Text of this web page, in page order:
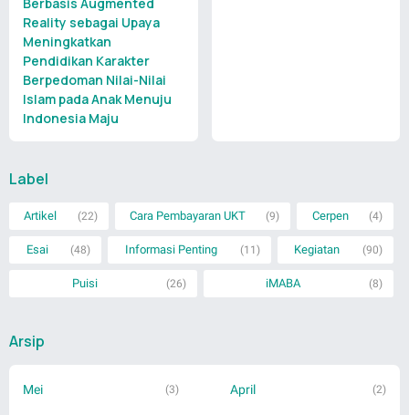
Reality sebagai Upaya
Meningkatkan
Pendidikan Karakter
Berpedoman Nilai-Nilai
Islam pada Anak Menuju
Indonesia Maju
Label
Artikel (22) Cara Pembayaran UKT (9) Cerpen (4)
Esai (48) Informasi Penting (11) Kegiatan (90)
Puisi (26) iMABA (8)
Arsip
Mei (3) April (2)